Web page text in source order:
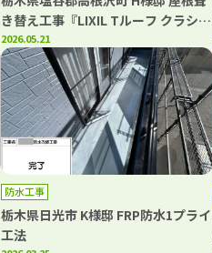
き替え工事『LIXIL Tルーフ クラシッ
クR』
2026.05.21
防水工事
栃木県日光市 K様邸 FRP防水1プライ
工法